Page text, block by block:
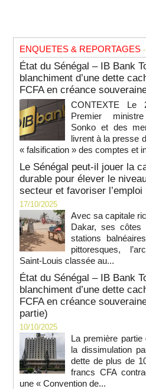
ENQUETES & REPORTAGES
État du Sénégal – IB Bank
blanchiment d’une dette
FCFA en créance
CONTEXTE Le
Premier
Sonko et des
livrent à la presse
« falsification » des comptes et
Le Sénégal peut-il jouer la
durable pour élever le
secteur et favoriser l’emploi
17/10/2025
Avec sa capitale
Dakar, ses
stations
pittoresques,
Saint-Louis classée au...
État du Sénégal – IB Bank
blanchiment d’une dette
FCFA en créance
partie)
10/10/2025
La première
la dissimulation
dette de plus de
francs CFA
une « Convention de...